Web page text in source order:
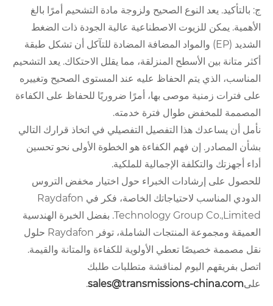
ج: بالتأكيد. يعد النوع الصحيح ولزوجة مادة التشحيم أمرًا بالغ
الأهمية. يمكن للزيوت الاصطناعية عالية الجودة ذات الضغط
الشديد (EP) والمواد المضافة المضادة للتآكل أن تشكل طبقة
أكثر متانة بين الأسطح المنزلقة، مما يقلل الاحتكاك. يعد التشحيم
المناسب، الذي يتم الحفاظ عليه عند المستوى الصحيح وتغييره
على فترات زمنية موصى بها، أمرًا ضروريًا للحفاظ على الكفاءة
المصممة للمخفض طوال فترة خدمته.
نأمل أن يساعدك هذا التفصيل التفصيلي في اتخاذ قرارك التالي
بشأن المصادر. إن فهم الكفاءة هو الخطوة الأولى نحو تحسين
أداء أجهزتك والتكلفة الإجمالية للملكية.
للحصول على إرشادات الخبراء حول اختيار مخفض التروس
الدودي المناسب لاحتياجاتك الخاصة، فكر في Raydafon
Technology Group Co.,Limited. بفضل الخبرة الهندسية
العميقة ومجموعة المنتجات الشاملة، توفر Raydafon حلول
نقل مصممة خصيصًا تعطي الأولوية للكفاءة والمتانة والقيمة.
اتصل بفريقهم اليوم لمناقشة متطلبات طلبك
علىsales@transmissions-china.com
.